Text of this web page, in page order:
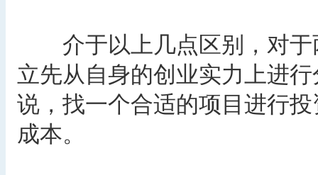
介于以上几点区别，对于
立先从自身的创业实力上进
说，找一个合适的项目进行
成本。